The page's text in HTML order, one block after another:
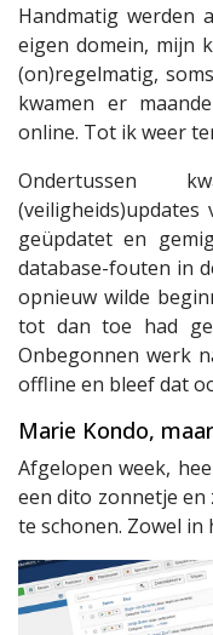
Handmatig werden
eigen domein, mijn
(on)regelmatig,
kwamen er
online. Tot ik weer
Ondertussen
geüpdatet en
database-fouten in
opnieuw wilde
tot dan toe had
Onbegonnen werk
offline en bleef dat
Marie Kondo,
Afgelopen week,
een dito zonnetje
te schonen. Zowel in